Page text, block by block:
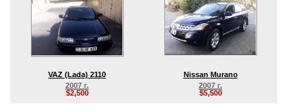
VAZ (Lada) 2110
2007 г.
$2,500
Nissan Murano
2007 г.
$5,500